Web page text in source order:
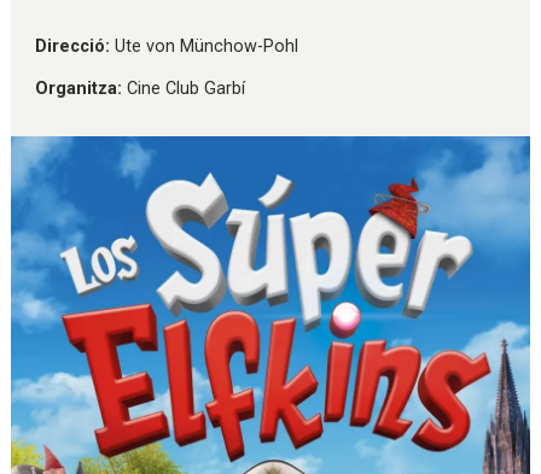
Direcció: Ute von Münchow-Pohl
Organitza: Cine Club Garbí